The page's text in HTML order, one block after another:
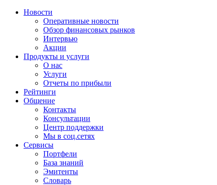
Новости
Оперативные новости
Обзор финансовых рынков
Интервью
Акции
Продукты и услуги
О нас
Услуги
Отчеты по прибыли
Рейтинги
Общение
Контакты
Консультации
Центр поддержки
Мы в соц.сетях
Сервисы
Портфели
База знаний
Эмитенты
Словарь